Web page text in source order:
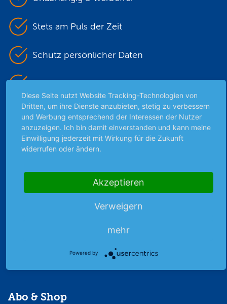
Stets am Puls der Zeit
Schutz persönlicher Daten
Highlights
Archiv
Börsennews
Abo & Shop
Diese Seite nutzt Website Tracking-Technologien von
Dritten, um ihre Dienste anzubieten, stetig zu verbessern
und Werbung entsprechend der Interessen der Nutzer
anzuzeigen. Ich bin damit einverstanden und kann meine
Einwilligung jederzeit mit Wirkung für die Zukunft
widerrufen oder ändern.
Akzeptieren
Verweigern
mehr
Powered by